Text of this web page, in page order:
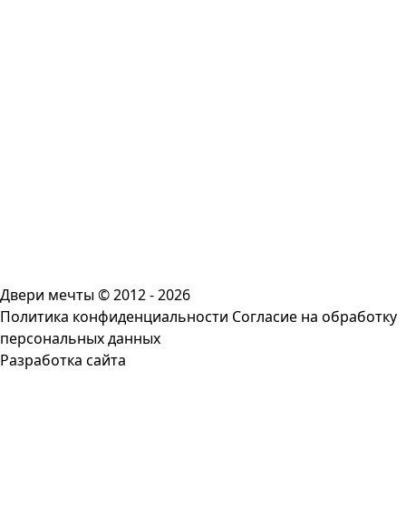
Двери мечты © 2012 - 2026
Политика конфиденциальности Согласие на обработку
персональных данных
Разработка сайта